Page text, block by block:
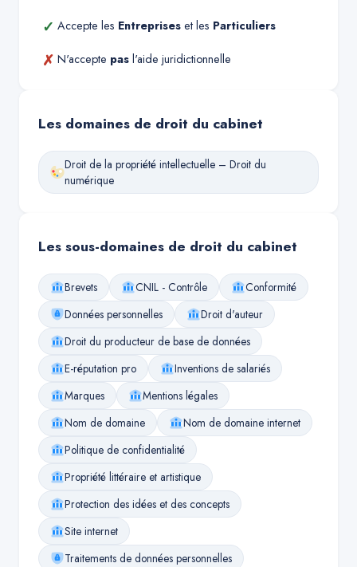
✓ Accepte les Entreprises et les Particuliers
✗ N'accepte pas l'aide juridictionnelle
Les domaines de droit du cabinet
Droit de la propriété intellectuelle – Droit du
numérique
Les sous-domaines de droit du cabinet
Brevets CNIL - Contrôle
Conformité
Données personnelles
Droit d'auteur
Droit du producteur de base de données
E-réputation pro
Inventions de salariés
Marques
Mentions légales
Nom de domaine
Nom de domaine internet
Politique de confidentialité
Propriété littéraire et artistique
Protection des idées et des concepts
Site internet
Traitements de données personnelles